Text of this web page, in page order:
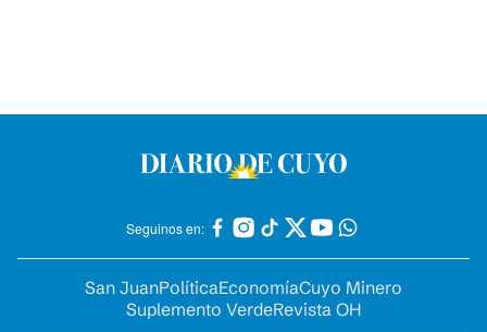
Seguinos en:
San JuanPolíticaEconomíaCuyo Minero
Suplemento VerdeRevista OH